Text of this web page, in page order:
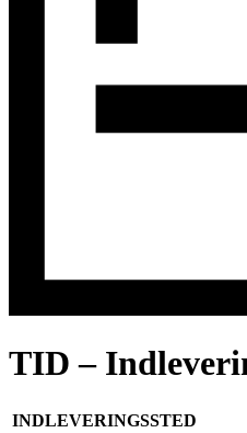
TID –
INDLEVERINGSSTED